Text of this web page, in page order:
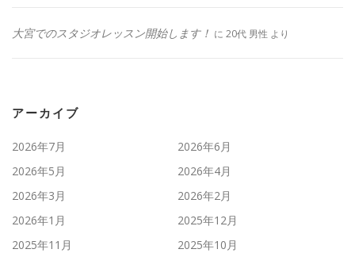
大宮でのスタジオレッスン開始します！ に 20代 男性 より
アーカイブ
2026年7月
2026年6月
2026年5月
2026年4月
2026年3月
2026年2月
2026年1月
2025年12月
2025年11月
2025年10月